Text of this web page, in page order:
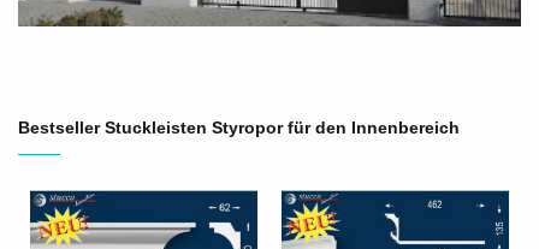
Bestseller Stuckleisten Styropor für den Innenbereich